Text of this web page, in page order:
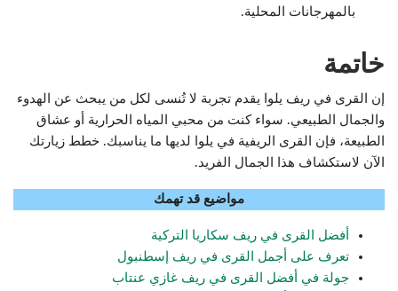
بالمهرجانات المحلية.
خاتمة
إن القرى في ريف يلوا يقدم تجربة لا تُنسى لكل من يبحث عن الهدوء
والجمال الطبيعي. سواء كنت من محبي المياه الحرارية أو عشاق
الطبيعة، فإن القرى الريفية في يلوا لديها ما يناسبك. خطط زيارتك
الآن لاستكشاف هذا الجمال الفريد.
مواضيع قد تهمك
أفضل القرى في ريف سكاريا التركية
تعرف على أجمل القرى في ريف إسطنبول
جولة في أفضل القرى في ريف غازي عنتاب